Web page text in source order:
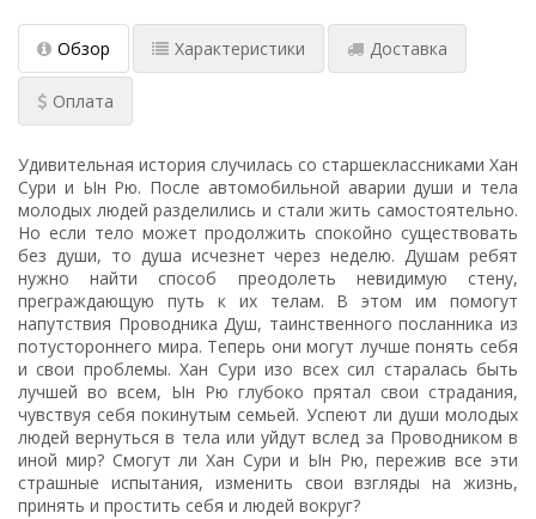
Обзор Характеристики Доставка
Оплата
Удивительная история случилась со старшеклассниками Хан
Сури и Ын Рю. После автомобильной аварии души и тела
молодых людей разделились и стали жить самостоятельно.
Но если тело может продолжить спокойно существовать
без души, то душа исчезнет через неделю. Душам ребят
нужно найти способ преодолеть невидимую стену,
преграждающую путь к их телам. В этом им помогут
напутствия Проводника Душ, таинственного посланника из
потустороннего мира. Теперь они могут лучше понять себя
и свои проблемы. Хан Сури изо всех сил старалась быть
лучшей во всем, Ын Рю глубоко прятал свои страдания,
чувствуя себя покинутым семьей. Успеют ли души молодых
людей вернуться в тела или уйдут вслед за Проводником в
иной мир? Смогут ли Хан Сури и Ын Рю, пережив все эти
страшные испытания, изменить свои взгляды на жизнь,
принять и простить себя и людей вокруг?